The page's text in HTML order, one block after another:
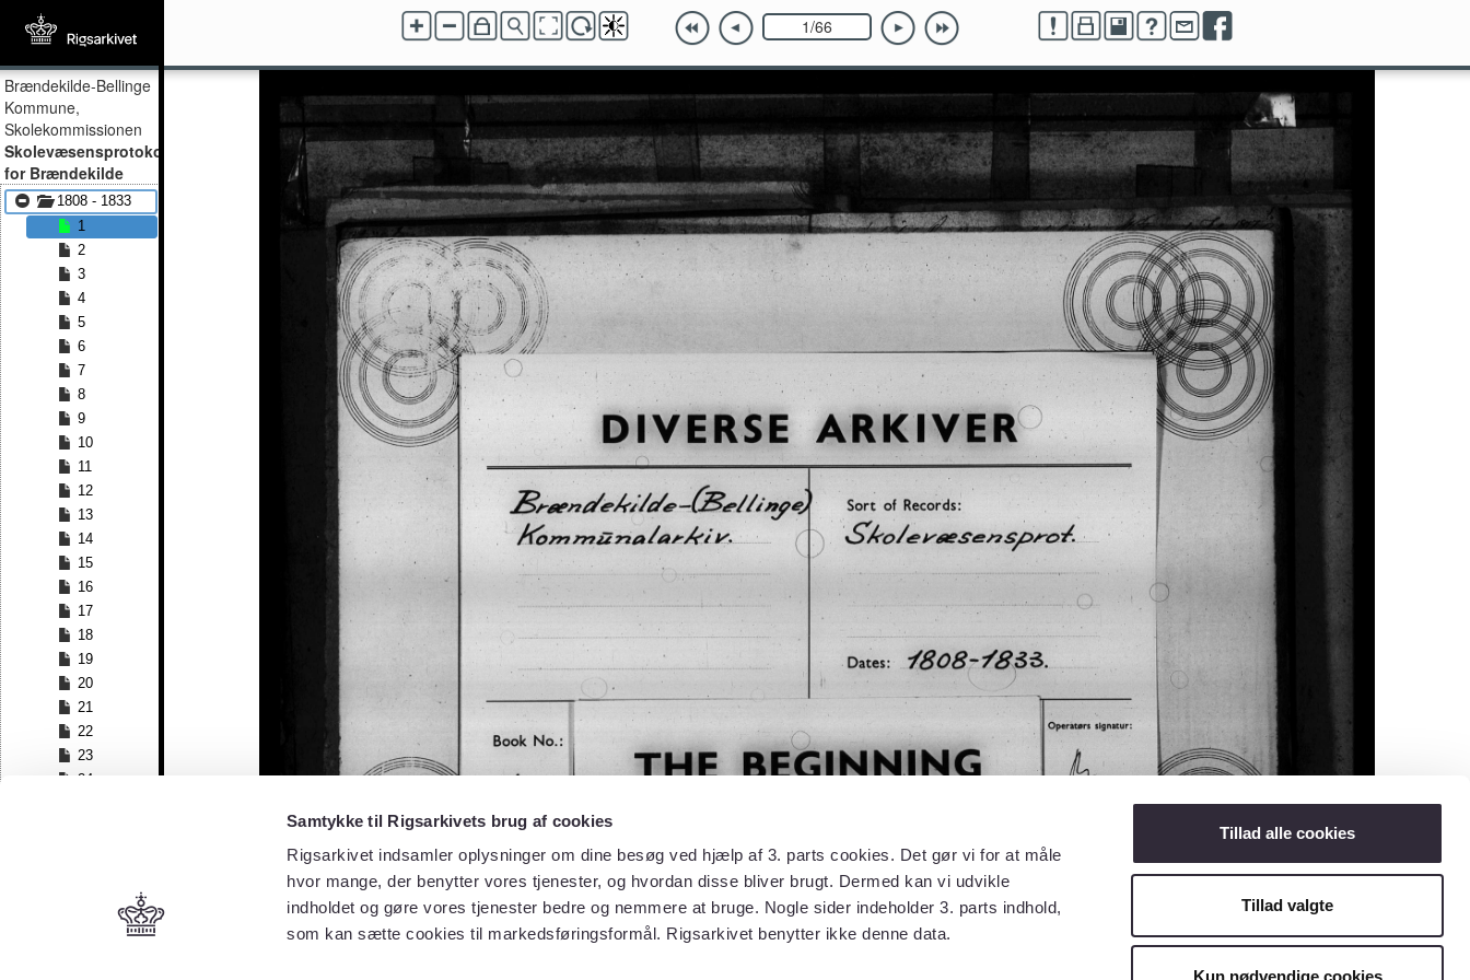
Samtykke til Rigsarkivets brug af cookies
Rigsarkivet indsamler oplysninger om dine besøg ved hjælp af 3. parts cookies. Det gør vi for at måle
hvor mange, der benytter vores tjenester, og hvordan disse bliver brugt. Dermed kan vi udvikle
indholdet og gøre vores tjenester bedre og nemmere at bruge. Nogle sider indeholder 3. parts indhold,
som kan sætte cookies til markedsføringsformål. Rigsarkivet benytter ikke denne data.
Tillad alle cookies
Tillad valgte
Kun nødvendige cookies
Brændekilde-Bellinge
Kommune,
Skolekommissionen
Skolevæsensprotokol
for Brændekilde
1808 - 1833
1
2
3
4
5
6
7
8
9
10
11
12
13
14
15
16
17
18
19
20
21
22
23
24